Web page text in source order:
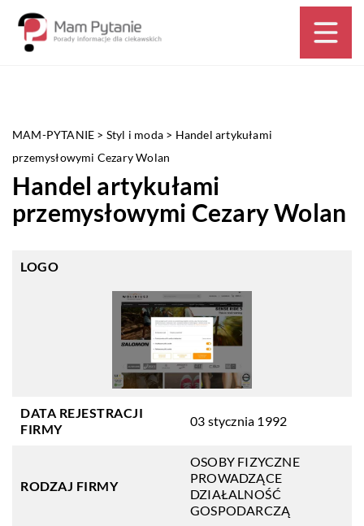
MAM-PYTANIE > Styl i moda > Handel artykułami
przemysłowymi Cezary Wolan
Handel artykułami
przemysłowymi Cezary Wolan
LOGO
DATA REJESTRACJI
FIRMY
03 stycznia 1992
RODZAJ FIRMY
OSOBY FIZYCZNE
PROWADZĄCE
DZIAŁALNOŚĆ
GOSPODARCZĄ